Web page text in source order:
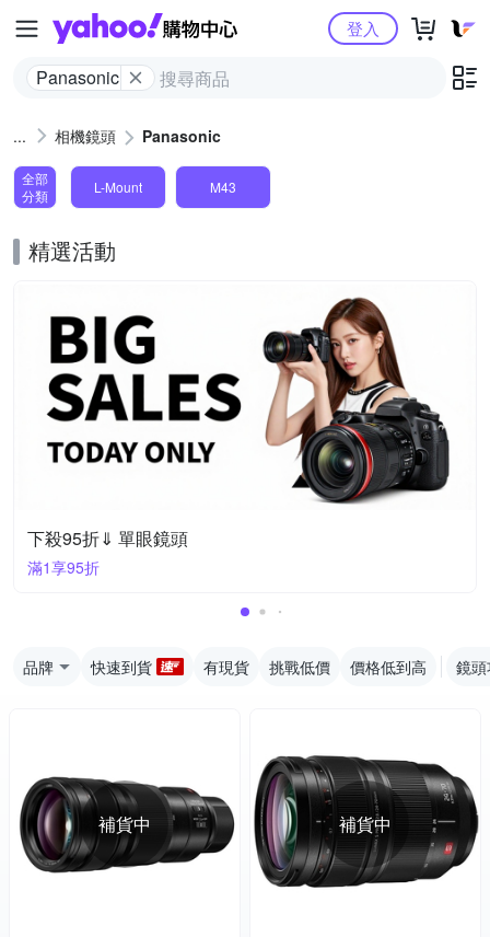
Yahoo購物中心
Panasonic
登入
相機鏡頭 Panasonic
全部
分類
L-Mount M43
精選活動
下殺95折⇓ 單眼鏡頭
滿1享95折
品牌 快速到貨 有現貨 挑戰低價 價格低到高 鏡
補貨中 補貨中